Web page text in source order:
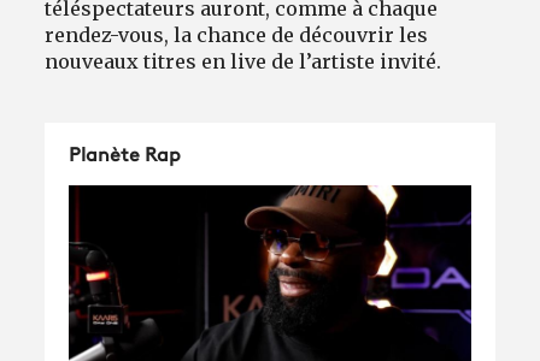
téléspectateurs auront, comme à chaque
rendez-vous, la chance de découvrir les
nouveaux titres en live de l’artiste invité.
Planète Rap